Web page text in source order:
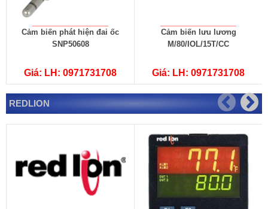
Cảm biến phát hiện đai ốc
SNP50608
Giá: LH: 0971731708
Cảm biến lưu lương
M/80/IOL/15T/CC
Giá: LH: 0971731708
REDLION